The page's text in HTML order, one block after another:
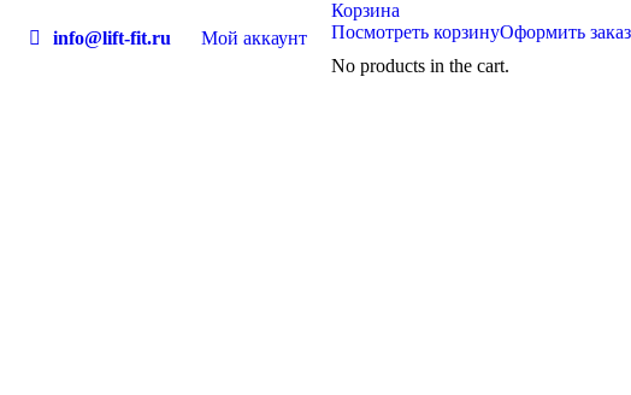
info@lift-fit.ru Мой аккаунт
Корзина
Посмотреть корзинуОформить заказ
No products in the cart.